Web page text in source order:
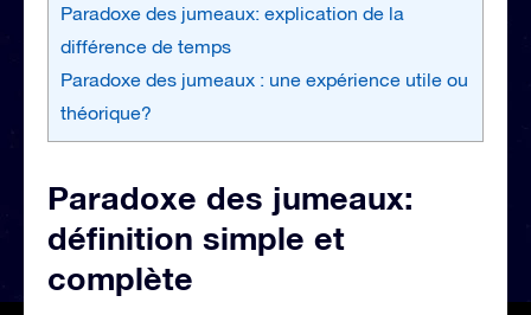
Paradoxe des jumeaux: explication de la
différence de temps
Paradoxe des jumeaux : une expérience utile ou
théorique?
Paradoxe des jumeaux:
définition simple et
complète